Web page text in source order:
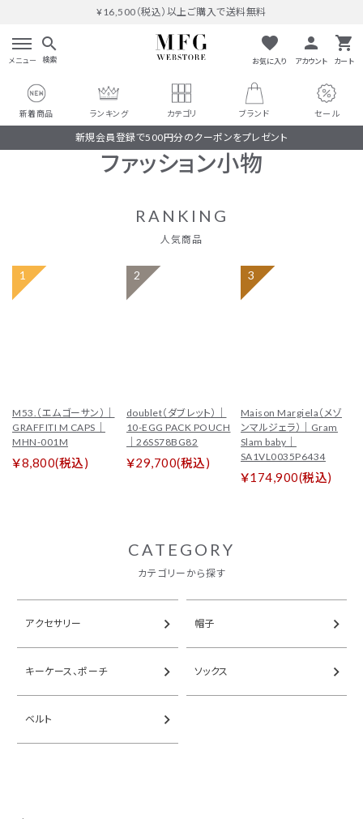
¥16,500（税込）以上ご購入で送料無料
メニュー
search
検索
favorite
お気に入り
person
アカウント
shopping_cart
カート
新着商品 ランキング カテゴリ ブランド セール
ブランド一覧
カテゴリーから探す
ワンピース
アウター バッグ
アクセサリー インテリア
新規会員登録で500円分のクーポンをプレゼント
ファッション小物
RANKING
人気商品
M53.（エムゴーサン）｜
GRAFFITI M CAPS｜
MHN-001M
￥8,800(税込)
doublet（ダブレット）｜
10-EGG PACK POUCH
｜26SS78BG82
￥29,700(税込)
Maison Margiela（メゾ
ンマルジェラ）｜Gram
Slam baby｜
SA1VL0035P6434
￥174,900(税込)
CATEGORY
カテゴリーから探す
アクセサリー 帽子
キーケース、ポーチ ソックス
ベルト